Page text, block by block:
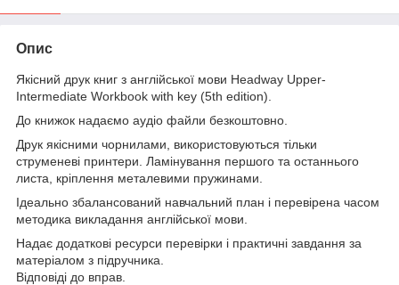
Опис
Якісний друк книг з англійської мови Headway Upper-
Intermediate Workbook with key (5th edition).
До книжок надаємо аудіо файли безкоштовно.
Друк якісними чорнилами, використовуються тільки
струменеві принтери. Ламінування першого та останнього
листа, кріплення металевими пружинами.
Ідеально збалансований навчальний план і перевірена часом
методика викладання англійської мови.
Надає додаткові ресурси перевірки і практичні завдання за
матеріалом з підручника.
Відповіді до вправ.